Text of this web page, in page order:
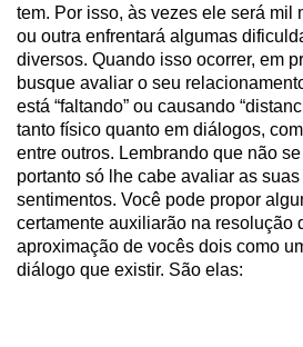
tem. Por isso, às vezes ele será mil
ou outra enfrentará algumas
diversos. Quando isso ocorrer, em
busque avaliar o seu
está “faltando” ou causando
tanto físico quanto em diálogos,
entre outros. Lembrando que não
portanto só lhe cabe avaliar as
sentimentos. Você pode propor
certamente auxiliarão na resolução
aproximação de vocês dois como
diálogo que existir. São elas: